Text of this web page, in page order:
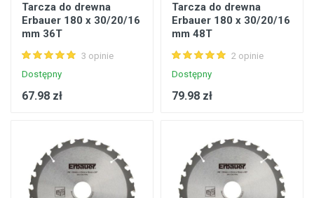
Tarcza do drewna
Erbauer 180 x 30/20/16
mm 36T
3 opinie
Dostępny
67.98 zł
Tarcza do drewna
Erbauer 180 x 30/20/16
mm 48T
2 opinie
Dostępny
79.98 zł